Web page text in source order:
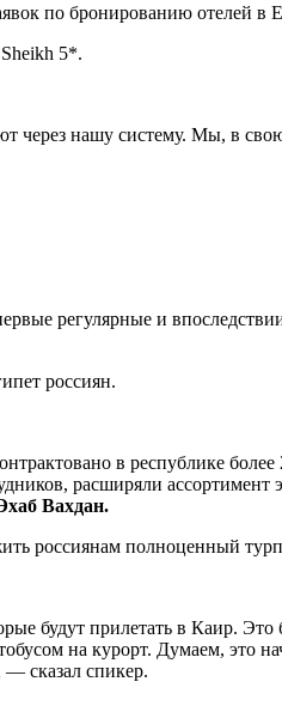
по бронированию отелей в
5*.
через нашу систему. Мы, в
регулярные и
россиян.
в республике
расширяли ассортимент
Вахдан.
россиянам полноценный
будут прилетать в Каир. Это
на курорт. Думаем, это
сказал спикер.